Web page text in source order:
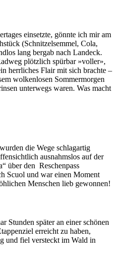
einsetzte, gönnte ich mir am
(Schnitzelsemmel, Cola,
lang bergab nach Landeck.
plötzlich spürbar »voller»,
herrliches Flair mit sich brachte –
wolkenlosen Sommermorgen
unterwegs waren. Was macht
die Wege schlagartig
ausnahmslos auf der
über den Reschenpass
Scuol und war einen Moment
Menschen lieb gewonnen!
Stunden später an einer schönen
erreicht zu haben,
und fiel versteckt im Wald in